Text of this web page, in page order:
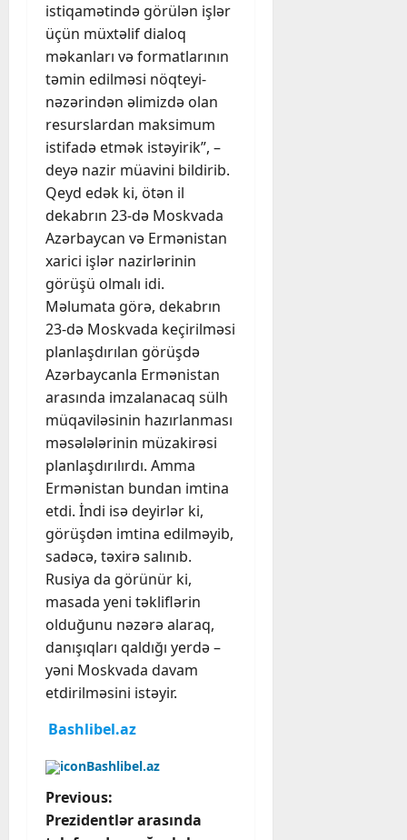
istiqamətində görülən işlər
üçün müxtəlif dialoq
məkanları və formatlarının
təmin edilməsi nöqteyi-
nəzərindən əlimizdə olan
resurslardan maksimum
istifadə etmək istəyirik”, –
deyə nazir müavini bildirib.
Qeyd edək ki, ötən il
dekabrın 23-də Moskvada
Azərbaycan və Ermənistan
xarici işlər nazirlərinin
görüşü olmalı idi.
Məlumata görə, dekabrın
23-də Moskvada keçirilməsi
planlaşdırılan görüşdə
Azərbaycanla Ermənistan
arasında imzalanacaq sülh
müqaviləsinin hazırlanması
məsələlərinin müzakirəsi
planlaşdırılırdı. Amma
Ermənistan bundan imtina
etdi. İndi isə deyirlər ki,
görüşdən imtina edilməyib,
sadəcə, təxirə salınıb.
Rusiya da görünür ki,
masada yeni təkliflərin
olduğunu nəzərə alaraq,
danışıqları qaldığı yerdə –
yəni Moskvada davam
etdirilməsini istəyir.
Bashlibel.az
Bashlibel.az
P
Previous:
Prezidentlər arasında